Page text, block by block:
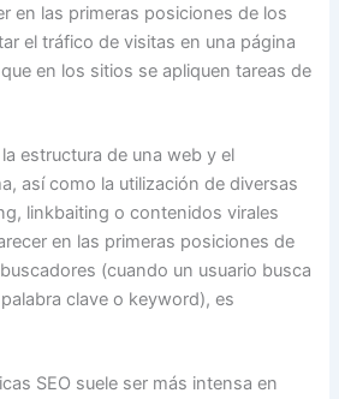
en las primeras posiciones de los
el tráfico de visitas en una página
en los sitios se apliquen tareas de
estructura de una web y el
así como la utilización de diversas
linkbaiting o contenidos virales
en las primeras posiciones de
(cuando un usuario busca
clave o keyword), es
SEO suele ser más intensa en